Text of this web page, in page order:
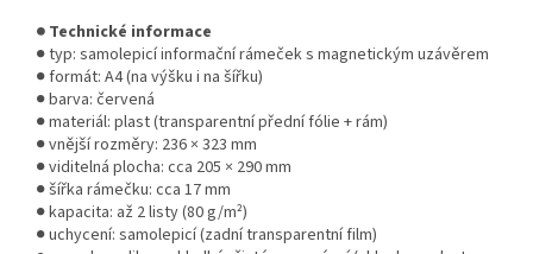
● Technické informace
● typ: samolepicí informační rámeček s magnetickým uzávěrem
● formát: A4 (na výšku i na šířku)
● barva: červená
● materiál: plast (transparentní přední fólie + rám)
● vnější rozměry: 236 × 323 mm
● viditelná plocha: cca 205 × 290 mm
● šířka rámečku: cca 17 mm
● kapacita: až 2 listy (80 g/m²)
● uchycení: samolepicí (zadní transparentní film)